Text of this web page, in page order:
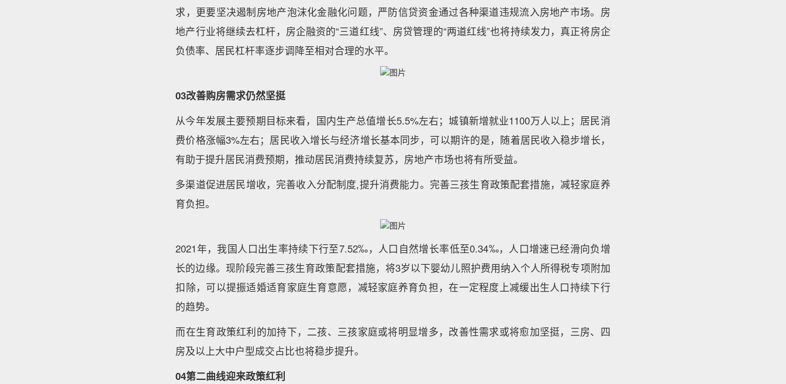
求，更要坚决遏制房地产泡沫化金融化问题，严防信贷资金通过各种渠道违规流入房地产市场。房
地产行业将继续去杠杆，房企融资的“三道红线”、房贷管理的“两道红线”也将持续发力，真正将房企
负债率、居民杠杆率逐步调降至相对合理的水平。
03改善购房需求仍然坚挺
从今年发展主要预期目标来看，国内生产总值增长5.5%左右；城镇新增就业1100万人以上；居民消
费价格涨幅3%左右；居民收入增长与经济增长基本同步，可以期许的是，随着居民收入稳步增长，
有助于提升居民消费预期，推动居民消费持续复苏，房地产市场也将有所受益。
多渠道促进居民增收，完善收入分配制度,提升消费能力。完善三孩生育政策配套措施，减轻家庭养
育负担。
2021年，我国人口出生率持续下行至7.52‰，人口自然增长率低至0.34‰，人口增速已经滑向负增
长的边缘。现阶段完善三孩生育政策配套措施，将3岁以下婴幼儿照护费用纳入个人所得税专项附加
扣除，可以提振适婚适育家庭生育意愿，减轻家庭养育负担，在一定程度上减缓出生人口持续下行
的趋势。
而在生育政策红利的加持下，二孩、三孩家庭或将明显增多，改善性需求或将愈加坚挺，三房、四
房及以上大中户型成交占比也将稳步提升。
04第二曲线迎来政策红利